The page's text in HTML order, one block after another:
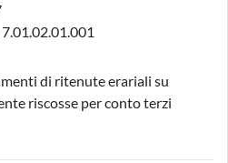
7.01.02.01.001
di ritenute erariali su
riscosse per conto terzi